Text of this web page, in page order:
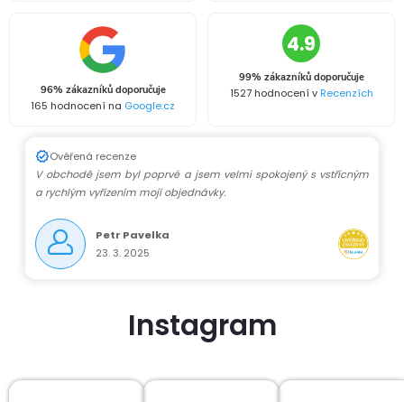
96% zákazníků doporučuje
165 hodnocení na Google.cz
4.9
99% zákazníků doporučuje
1527 hodnocení vRecenzích
Ověřená recenze
V obchodě jsem byl poprvé a jsem velmi spokojený s vstřícným
a rychlým vyřízením mojí objednávky.
Petr Pavelka
23. 3. 2025
Instagram